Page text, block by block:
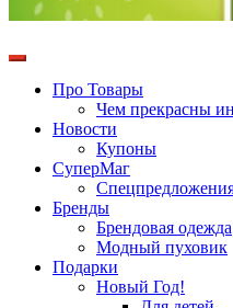
Про Товары
Чем прекрасны
Новости
Купоны
СуперМаг
Бренды
Брендовая одежда
Модный пуховик
Подарки
Новый Год!